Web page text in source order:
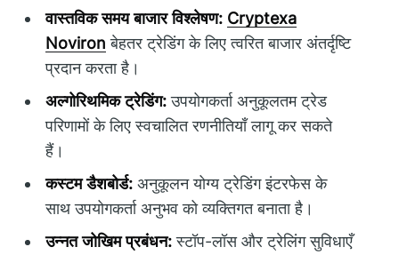
वास्तविक समय बाजार विश्लेषण: Cryptexa
Noviron बेहतर ट्रेडिंग के लिए त्वरित बाजार अंतर्दृष्टि
प्रदान करता है।
अल्गोरिथमिक ट्रेडिंग:उपयोगकर्ता अनुकूलतम ट्रेड
परिणामों के लिए स्वचालित रणनीतियाँ लागू कर सकते
हैं।
कस्टम डैशबोर्ड: अनुकूलन योग्य ट्रेडिंग इंटरफेस के
साथ उपयोगकर्ता अनुभव को व्यक्तिगत बनाता है।
उन्नत जोखिम प्रबंधन:स्टॉप-लॉस और ट्रेलिंग सुविधाएँ